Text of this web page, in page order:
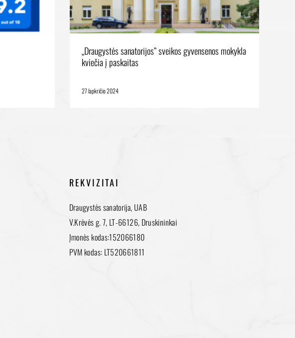
„Draugystės sanatorijos“ sveikos gyvensenos mokykla
kviečia į paskaitas
27 lapkričio 2024
REKVIZITAI
Draugystės sanatorija, UAB
V.Krėvės g. 7, LT-66126, Druskininkai
Įmonės kodas:152066180
PVM kodas: LT520661811